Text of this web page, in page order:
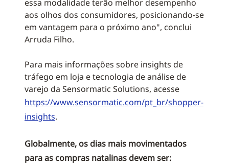
essa modalidade terão melhor desempenho
aos olhos dos consumidores, posicionando-se
em vantagem para o próximo ano", conclui
Arruda Filho.
Para mais informações sobre insights de
tráfego em loja e tecnologia de análise de
varejo da Sensormatic Solutions, acesse
https://www.sensormatic.com/pt_br/shopper-
insights.
Globalmente, os dias mais movimentados
para as compras natalinas devem ser: